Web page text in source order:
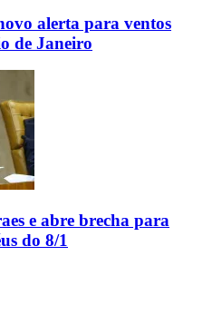
alerta para ventos
de Janeiro
e abre brecha para
do 8/1